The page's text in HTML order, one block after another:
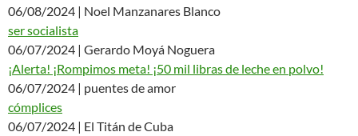
06/08/2024 | Noel Manzanares Blanco
ser socialista
06/07/2024 | Gerardo Moyá Noguera
¡Alerta! ¡Rompimos meta! ¡50 mil libras de leche en polvo!
06/07/2024 | puentes de amor
cómplices
06/07/2024 | El Titán de Cuba